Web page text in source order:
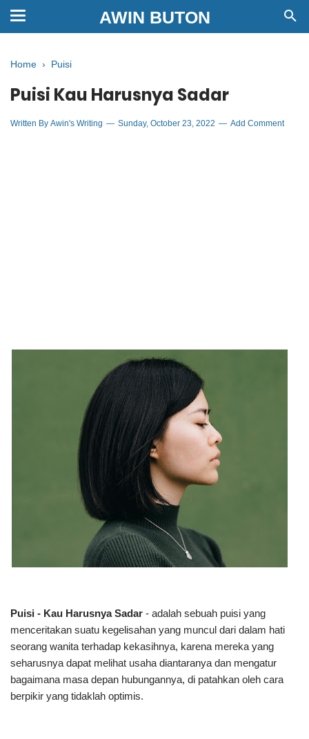
AWIN BUTON
Home › Puisi
Puisi Kau Harusnya Sadar
Written By Awin's Writing Sunday, October 23, 2022 Add Comment
Puisi - Kau Harusnya Sadar - adalah sebuah puisi yang
menceritakan suatu kegelisahan yang muncul dari dalam hati
seorang wanita terhadap kekasihnya, karena mereka yang
seharusnya dapat melihat usaha diantaranya dan mengatur
bagaimana masa depan hubungannya, di patahkan oleh cara
berpikir yang tidaklah optimis.